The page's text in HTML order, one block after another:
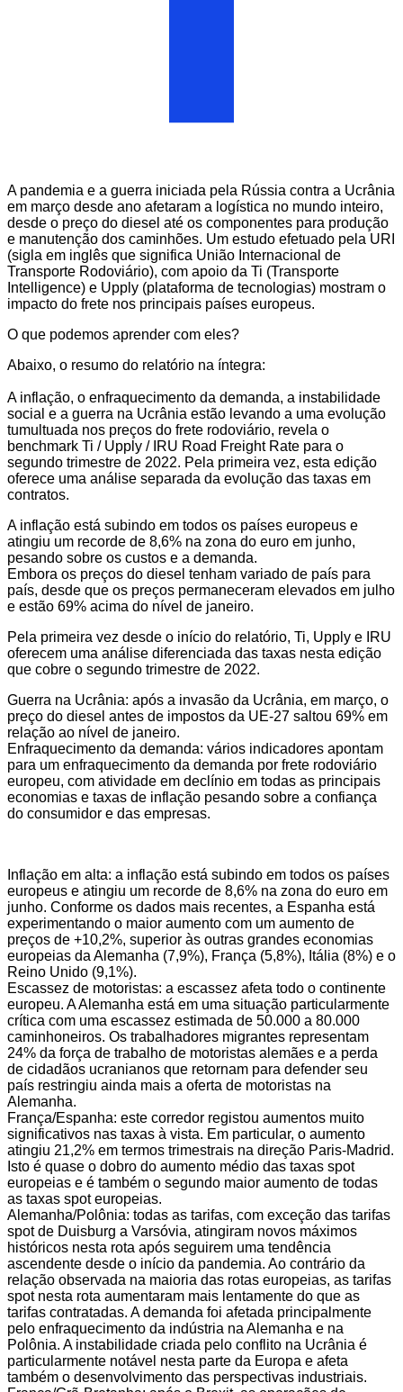
A pandemia e a guerra iniciada pela Rússia contra a Ucrânia
em março desde ano afetaram a logística no mundo inteiro,
desde o preço do diesel até os componentes para produção
e manutenção dos caminhões. Um estudo efetuado pela URI
(sigla em inglês que significa União Internacional de
Transporte Rodoviário), com apoio da Ti (Transporte
Intelligence) e Upply (plataforma de tecnologias) mostram o
impacto do frete nos principais países europeus.
O que podemos aprender com eles?
Abaixo, o resumo do relatório na íntegra:
A inflação, o enfraquecimento da demanda, a instabilidade
social e a guerra na Ucrânia estão levando a uma evolução
tumultuada nos preços do frete rodoviário, revela o
benchmark Ti / Upply / IRU Road Freight Rate para o
segundo trimestre de 2022. Pela primeira vez, esta edição
oferece uma análise separada da evolução das taxas em
contratos.
A inflação está subindo em todos os países europeus e
atingiu um recorde de 8,6% na zona do euro em junho,
pesando sobre os custos e a demanda.
Embora os preços do diesel tenham variado de país para
país, desde que os preços permaneceram elevados em julho
e estão 69% acima do nível de janeiro.
Pela primeira vez desde o início do relatório, Ti, Upply e IRU
oferecem uma análise diferenciada das taxas nesta edição
que cobre o segundo trimestre de 2022.
Guerra na Ucrânia: após a invasão da Ucrânia, em março, o
preço do diesel antes de impostos da UE-27 saltou 69% em
relação ao nível de janeiro.
Enfraquecimento da demanda: vários indicadores apontam
para um enfraquecimento da demanda por frete rodoviário
europeu, com atividade em declínio em todas as principais
economias e taxas de inflação pesando sobre a confiança
do consumidor e das empresas.
Inflação em alta: a inflação está subindo em todos os países
europeus e atingiu um recorde de 8,6% na zona do euro em
junho. Conforme os dados mais recentes, a Espanha está
experimentando o maior aumento com um aumento de
preços de +10,2%, superior às outras grandes economias
europeias da Alemanha (7,9%), França (5,8%), Itália (8%) e o
Reino Unido (9,1%).
Escassez de motoristas: a escassez afeta todo o continente
europeu. A Alemanha está em uma situação particularmente
crítica com uma escassez estimada de 50.000 a 80.000
caminhoneiros. Os trabalhadores migrantes representam
24% da força de trabalho de motoristas alemães e a perda
de cidadãos ucranianos que retornam para defender seu
país restringiu ainda mais a oferta de motoristas na
Alemanha.
França/Espanha: este corredor registou aumentos muito
significativos nas taxas à vista. Em particular, o aumento
atingiu 21,2% em termos trimestrais na direção Paris-Madrid.
Isto é quase o dobro do aumento médio das taxas spot
europeias e é também o segundo maior aumento de todas
as taxas spot europeias.
Alemanha/Polônia: todas as tarifas, com exceção das tarifas
spot de Duisburg a Varsóvia, atingiram novos máximos
históricos nesta rota após seguirem uma tendência
ascendente desde o início da pandemia. Ao contrário da
relação observada na maioria das rotas europeias, as tarifas
spot nesta rota aumentaram mais lentamente do que as
tarifas contratadas. A demanda foi afetada principalmente
pelo enfraquecimento da indústria na Alemanha e na
Polônia. A instabilidade criada pelo conflito na Ucrânia é
particularmente notável nesta parte da Europa e afeta
também o desenvolvimento das perspectivas industriais.